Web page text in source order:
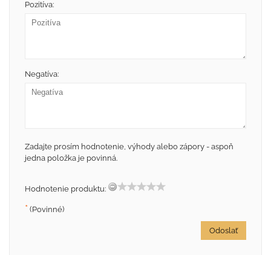
Pozitíva:
Negatíva:
Zadajte prosím hodnotenie, výhody alebo zápory - aspoň
jedna položka je povinná.
Hodnotenie produktu:
* (Povinné)
Odoslať